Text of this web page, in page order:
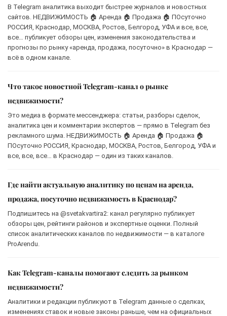
В Telegram аналитика выходит быстрее журналов и новостных
сайтов. НЕДВИЖИМОСТЬ 🏠 Аренда 🏠 Продажа 🏠 ПОсуточно
РОССИЯ, Краснодар, МОСКВА, Ростов, Белгород, УФА и все, все,
все… публикует обзоры цен, изменения законодательства и
прогнозы по рынку «аренда, продажа, посуточно» в Краснодар —
всё в одном канале.
Что такое новостной Telegram-канал о рынке
недвижимости?
Это медиа в формате мессенджера: статьи, разборы сделок,
аналитика цен и комментарии экспертов — прямо в Telegram без
рекламного шума. НЕДВИЖИМОСТЬ 🏠 Аренда 🏠 Продажа 🏠
ПОсуточно РОССИЯ, Краснодар, МОСКВА, Ростов, Белгород, УФА и
все, все, все… в Краснодар — один из таких каналов.
Где найти актуальную аналитику по ценам на аренда,
продажа, посуточно недвижимость в Краснодар?
Подпишитесь на @svetakvartira2: канал регулярно публикует
обзоры цен, рейтинги районов и экспертные оценки. Полный
список аналитических каналов по недвижимости — в каталоге
ProArendu.
Как Telegram-каналы помогают следить за рынком
недвижимости?
Аналитики и редакции публикуют в Telegram данные о сделках,
изменениях ставок и новые законы раньше, чем на официальных